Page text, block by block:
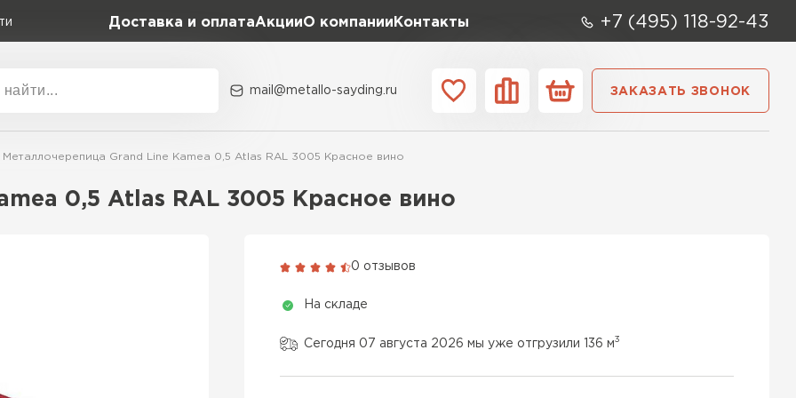
Доставка и оплатаАкцииО компании Контакты +7 (495) 118-92-43
Коллекция
Classic Grand Line
mail@metallo-sayding.ru ЗАКАЗАТЬ ЗВОНОК
Металлочерепица Grand Line Kamea 0,5 Atlas RAL 3005 Красное вино
0,5 Atlas RAL 3005 Красное вино
0 отзывов
На складе
Сегодня 07 августа 2026 мы уже отгрузили 136 м3